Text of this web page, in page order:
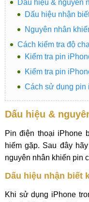
Dấu hiệu & nguyên
Dấu hiệu nhận
Nguyên nhân
Cách kiểm tra độ
Kiểm tra pin
Kiểm tra pin
Cách sử dụng pin
Dấu hiệu &
Pin điện thoại iPhone
hiếm gặp. Sau đây
nguyên nhân khiến pin
Dấu hiệu nhận biết
Khi sử dụng iPhone